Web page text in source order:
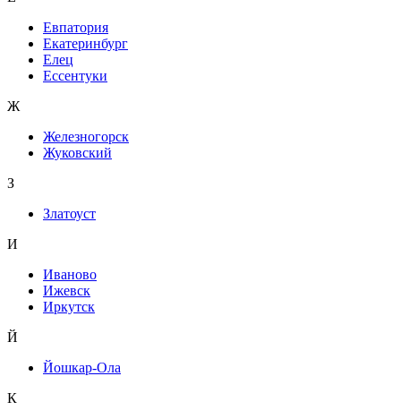
Евпатория
Екатеринбург
Елец
Ессентуки
Ж
Железногорск
Жуковский
З
Златоуст
И
Иваново
Ижевск
Иркутск
Й
Йошкар-Ола
К